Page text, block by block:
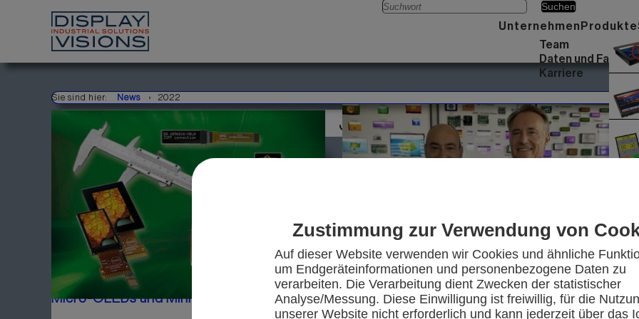
Zustimmung zur Verwendung von
Auf dieser Website verwenden wir Cookies und ähnliche
um Endgeräteinformationen und personenbezogene Daten zu
verarbeiten. Die Verarbeitung dient Zwecken der statistischer
Analyse/Messung. Diese Einwilligung ist freiwillig, für die
unserer Website nicht erforderlich und kann jederzeit über das
Unternehmen
Team
Daten und Fakten
Karriere
Produkte
Sie sind hier: News 2022
JAHRESRÜCKBLICK 2022
Micro-OLEDs und Mini-TFTs 45 Jahre DISPLAY VISIONS